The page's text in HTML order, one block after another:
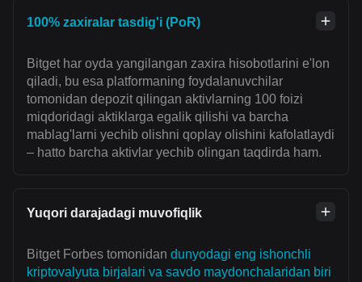
100% zaxiralar tasdig'i (PoR)
Bitget har oyda yangilangan zaxira hisobotlarini e'lon
qiladi, bu esa platformaning foydalanuvchilar
tomonidan depozit qilingan aktivlarning 100 foizi
miqdoridagi aktiklarga egalik qilishi va barcha
mablag'larni yechib olishni qoplay olishini kafolatlaydi
– hatto barcha aktivlar yechib olingan taqdirda ham.
Yuqori darajadagi muvofiqlik
Bitget Forbes tomonidan dunyodagi eng ishonchli
kriptovalyuta birjalari va savdo maydonchalaridan biri